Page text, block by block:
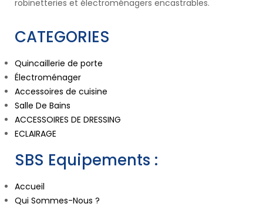
robinetteries et électroménagers encastrables.
CATEGORIES
Quincaillerie de porte
Électroménager
Accessoires de cuisine
Salle De Bains
ACCESSOIRES DE DRESSING
ECLAIRAGE
SBS Equipements :
Accueil
Qui Sommes-Nous ?